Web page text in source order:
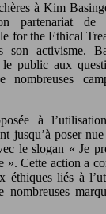
à Kim
partenariat de
for the Ethical
son activisme.
public aux
à
jusqu’à poser
le slogan « Je
». Cette action a
éthiques liés à
nombreuses